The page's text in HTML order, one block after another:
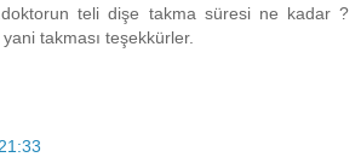
teli dişe takma süresi ne kadar ?
takması teşekkürler.